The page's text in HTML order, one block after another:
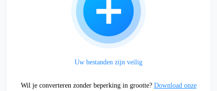
Uw bestanden zijn veilig
Wil je converteren zonder beperking in grootte? Download onze